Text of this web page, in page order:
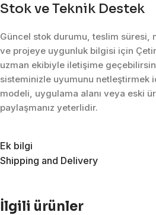
Stok ve Teknik Destek
Güncel stok durumu, teslim süresi,
ve projeye uygunluk bilgisi için
uzman ekibiyle iletişime
sisteminizle uyumunu netleştirmek
modeli, uygulama alanı veya eski
paylaşmanız yeterlidir.
Ek bilgi
Shipping and Delivery
İlgili ürünler